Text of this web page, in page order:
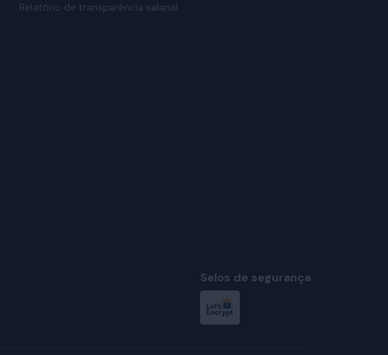
Relatório de transparência salarial
Selos de segurança